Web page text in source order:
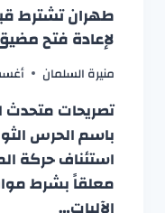
طهران تشترط
لإعادة فتح
منيرة السلمان
تصريحات متحدث
باسم الحرس
استئناف حركة
معلقاً بشرط